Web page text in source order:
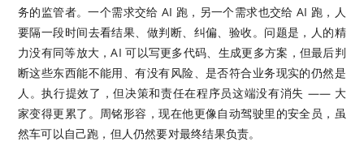
务的监管者。一个需求交给 AI 跑，另一个需求也交给 AI 跑，人
要隔一段时间去看结果、做判断、纠偏、验收。问题是，人的精
力没有同等放大，AI 可以写更多代码、生成更多方案，但最后判
断这些东西能不能用、有没有风险、是否符合业务现实的仍然是
人。执行提效了，但决策和责任在程序员这端没有消失 —— 大
家变得更累了。周铭形容，现在他更像自动驾驶里的安全员，虽
然车可以自己跑，但人仍然要对最终结果负责。